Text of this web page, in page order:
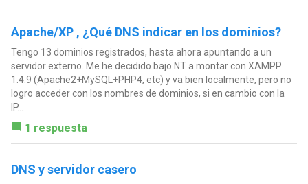
Apache/XP , ¿Qué DNS indicar en los dominios?
Tengo 13 dominios registrados, hasta ahora apuntando a un
servidor externo. Me he decidido bajo NT a montar con XAMPP
1.4.9 (Apache2+MySQL+PHP4, etc) y va bien localmente, pero no
logro acceder con los nombres de dominios, si en cambio con la
IP...
1 respuesta
DNS y servidor casero